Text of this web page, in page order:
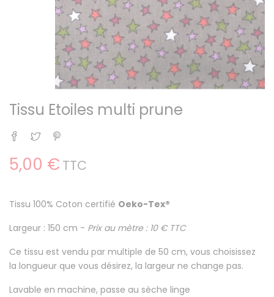
Tissu Etoiles multi prune
Partager
Tweet
5,00 € TTC
Tissu 100% Coton certifié Oeko-Tex®
Largeur : 150 cm - Prix au mètre : 10 € TTC
Ce tissu est vendu par multiple de 50 cm, vous choisissez
la longueur que vous désirez, la largeur ne change pas.
Lavable en machine, passe au sèche linge